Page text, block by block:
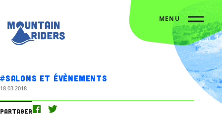
MENU
#Salons et évènements
18.03.2018
Partager